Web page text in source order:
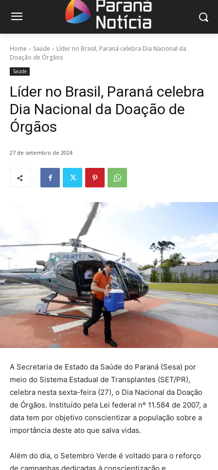
Home Saúde
Líder no Brasil, Paraná celebra Dia Nacional da
Doação de Órgãos
Saúde
Líder no Brasil, Paraná celebra
Dia Nacional da Doação de
Órgãos
27 de setembro de 2024
A Secretaria de Estado da Saúde do Paraná (Sesa) por
meio do Sistema Estadual de Transplantes (SET/PR),
celebra nesta sexta-feira (27), o Dia Nacional da Doação
de Órgãos. Instituído pela Lei federal nº 11.584 de 2007, a
data tem por objetivo conscientizar a população sobre a
importância deste ato que salva vidas.
Além do dia, o Setembro Verde é voltado para o reforço